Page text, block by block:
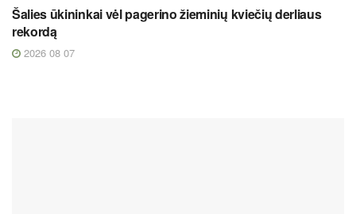
Šalies ūkininkai vėl pagerino žieminių kviečių derliaus
rekordą
2026 08 07